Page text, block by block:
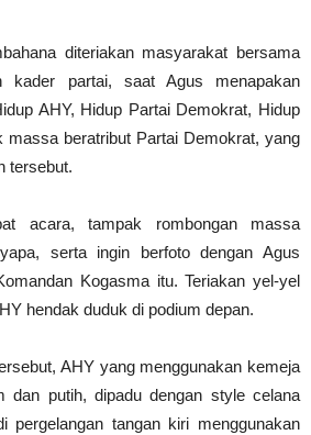
diteriakan masyarakat bersama
kader partai, saat Agus menapakan
AHY, Hidup Partai Demokrat, Hidup
massa beratribut Partai Demokrat, yang
tersebut.
acara, tampak rombongan massa
serta ingin berfoto dengan Agus
Kogasma itu. Teriakan yel-yel
hendak duduk di podium depan.
AHY yang menggunakan kemeja
dan putih, dipadu dengan style celana
pergelangan tangan kiri menggunakan